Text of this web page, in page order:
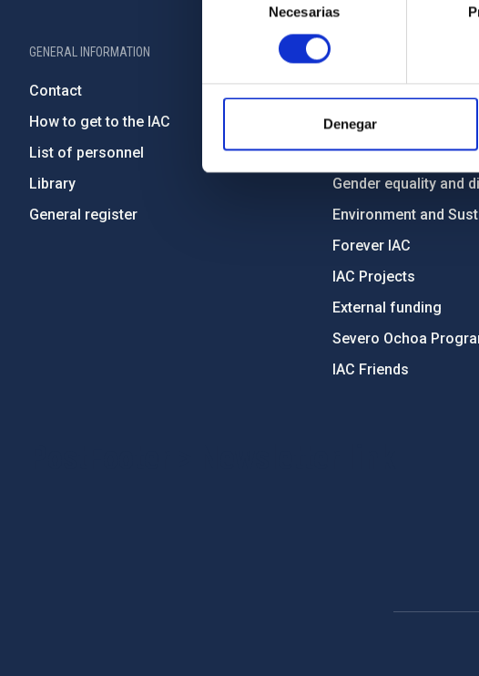
consentimiento
Necesarias
Denegar
GENERAL INFORMATION
Contact
How to get to the IAC
List of personnel
Library
General register
Transparency
Code of ethics and
Gender equality and
Environment and
Forever IAC
IAC Projects
External funding
Severo Ochoa
IAC Friends